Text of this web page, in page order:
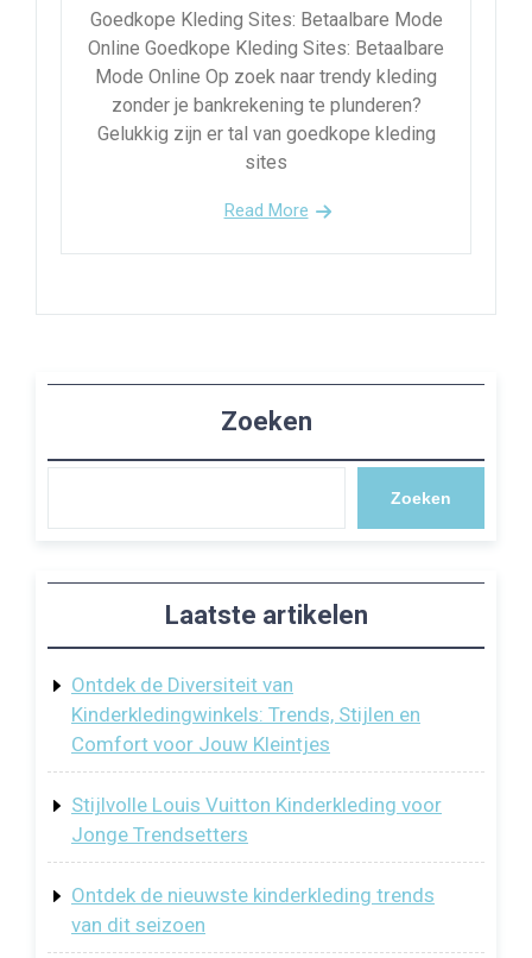
Goedkope Kleding Sites: Betaalbare Mode
Online Goedkope Kleding Sites: Betaalbare
Mode Online Op zoek naar trendy kleding
zonder je bankrekening te plunderen?
Gelukkig zijn er tal van goedkope kleding
sites
Read More
Zoeken
Zoeken
Laatste artikelen
Ontdek de Diversiteit van
Kinderkledingwinkels: Trends, Stijlen en
Comfort voor Jouw Kleintjes
Stijlvolle Louis Vuitton Kinderkleding voor
Jonge Trendsetters
Ontdek de nieuwste kinderkleding trends
van dit seizoen